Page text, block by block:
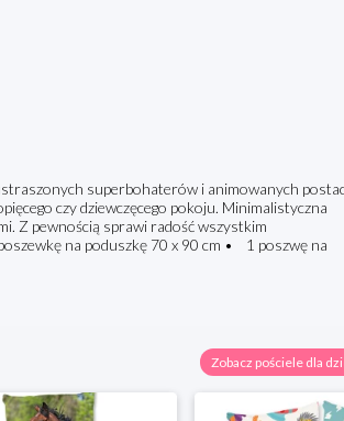
superbohaterów i animowanych
czy dziewczęcego pokoju. Minimalistyczna
Z pewnością sprawi radość wszystkim
na poduszkę 70 x 90 cm • 1 poszwę na
Zobacz pościele dla